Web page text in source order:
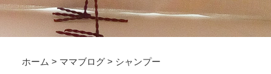
ホーム > ママブログ > シャンプー